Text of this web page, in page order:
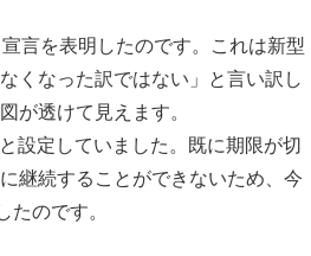
言を表明したのです。これは新型
くなった訳ではない」と言い訳し
が透けて見えます。
設定していました。既に期限が切
継続することができないため、今
のです。